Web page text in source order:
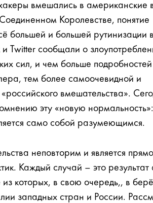
вмешались в американские
Королевстве, понятие
большей и большей рутинизации в
сообщали о
сил, и чем больше подробностей
, тем более самоочевидной и
вмешательства».
эту «новую нормальность»:
само собой разумеющимся.
неповторим и является
Каждый случай – это результат
которых, в свою очередь,, в
западных стран и России.